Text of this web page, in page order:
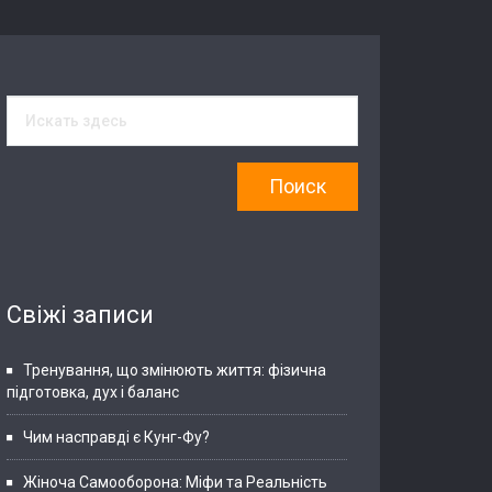
Свіжі записи
Тренування, що змінюють життя: фізична
підготовка, дух і баланс
Чим насправді є Кунг-Фу?
Жіноча Самооборона: Міфи та Реальність